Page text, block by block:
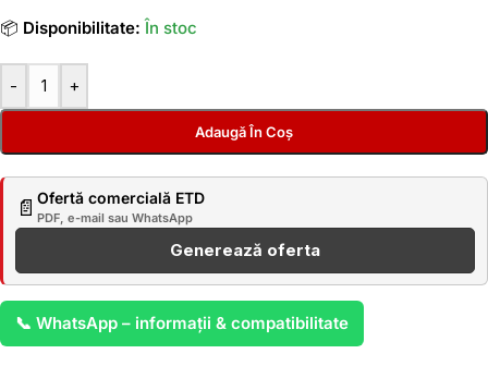
📦 Disponibilitate: În stoc
- +
Adaugă În Coș
📄 Ofertă comercială ETD
PDF, e-mail sau WhatsApp
Generează oferta
📞 WhatsApp – informații & compatibilitate